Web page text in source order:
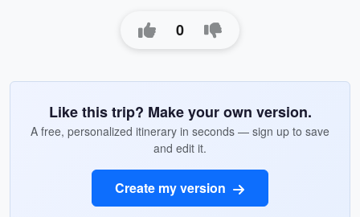
0
Like this trip? Make your own version.
A free, personalized itinerary in seconds — sign up to save
and edit it.
Create my version